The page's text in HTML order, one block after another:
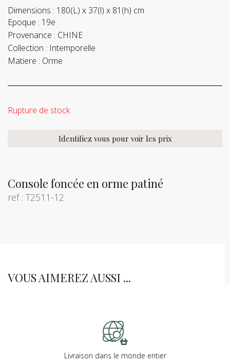
Console foncée en orme patiné
ref : T2511-12
Dimensions : 180(L) x 37(l) x 81(h) cm
Epoque : 19e
Provenance : CHINE
Collection : Intemporelle
Matiere : Orme
Rupture de stock
Identifiez vous pour voir les prix
VOUS AIMEREZ AUSSI ...
Livraison dans le monde entier